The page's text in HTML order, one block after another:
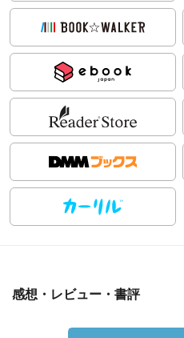
感想・レビュー・書評